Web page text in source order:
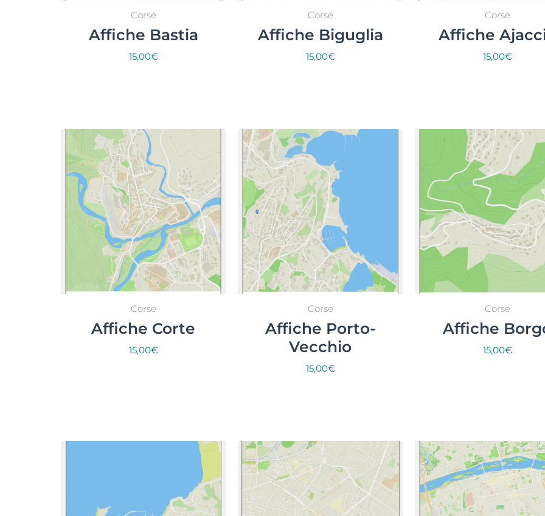
Corse
Affiche Bastia
15,00€
Corse
Affiche Biguglia
15,00€
Corse
Affiche
15,00€
Corse
Affiche Corte
15,00€
Corse
Affiche Porto-
Vecchio
15,00€
Corse
Affiche
15,00€